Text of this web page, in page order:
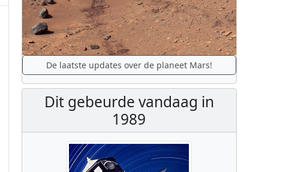
De laatste updates over de planeet Mars!
Dit gebeurde vandaag in
1989